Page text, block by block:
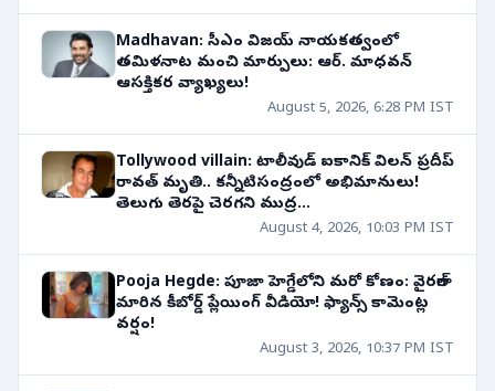
Madhavan: సీఎం విజయ్ నాయకత్వంలో
తమిళనాట మంచి మార్పులు: ఆర్. మాధవన్
ఆసక్తికర వ్యాఖ్యలు!
August 5, 2026, 6:28 PM IST
Tollywood villain: టాలీవుడ్ ఐకానిక్ విలన్ ప్రదీప్
రావత్ మృతి.. కన్నీటిసంద్రంలో అభిమానులు!
తెలుగు తెరపై చెరగని ముద్ర...
August 4, 2026, 10:03 PM IST
Pooja Hegde: పూజా హెగ్డేలోని మరో కోణం: వైరల్‌గా
మారిన కీబోర్డ్ ప్లేయింగ్ వీడియో! ఫ్యాన్స్ కామెంట్ల
వర్షం!
August 3, 2026, 10:37 PM IST